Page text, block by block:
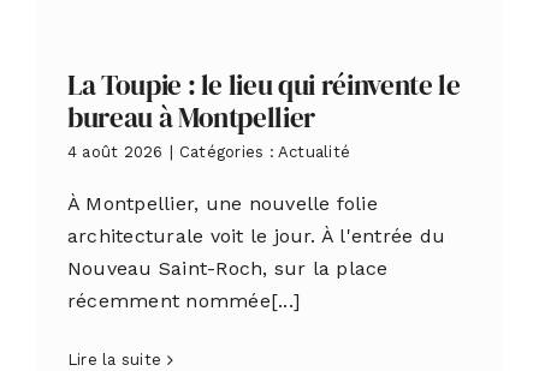
La Toupie : le lieu qui réinvente le
bureau à Montpellier
4 août 2026 Catégories : Actualité
À Montpellier, une nouvelle folie
architecturale voit le jour. À l'entrée du
Nouveau Saint-Roch, sur la place
récemment nommée[...]
Lire la suite